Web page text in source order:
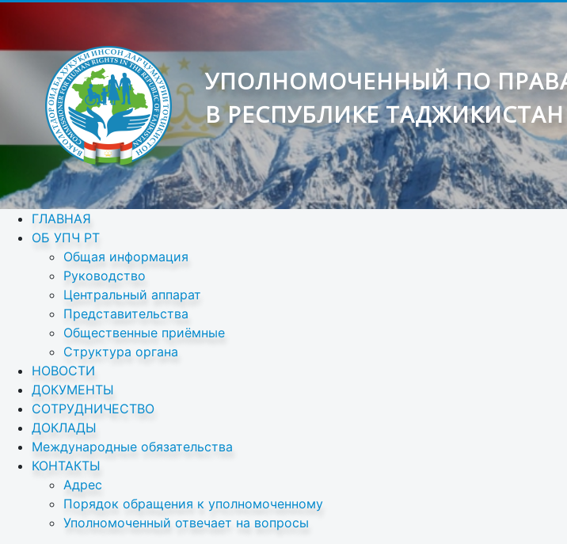
УПОЛНОМОЧЕННЫЙ ПО
В РЕСПУБЛИКЕ ТАДЖИКИСТАН
ГЛАВНАЯ
ОБ УПЧ РТ
Общая информация
Руководство
Центральный аппарат
Представительства
Общественные приёмные
Структура органа
НОВОСТИ
ДОКУМЕНТЫ
СОТРУДНИЧЕСТВО
ДОКЛАДЫ
Международные обязательства
КОНТАКТЫ
Адрес
Порядок обращения к уполномоченному
Уполномоченный отвечает на вопросы